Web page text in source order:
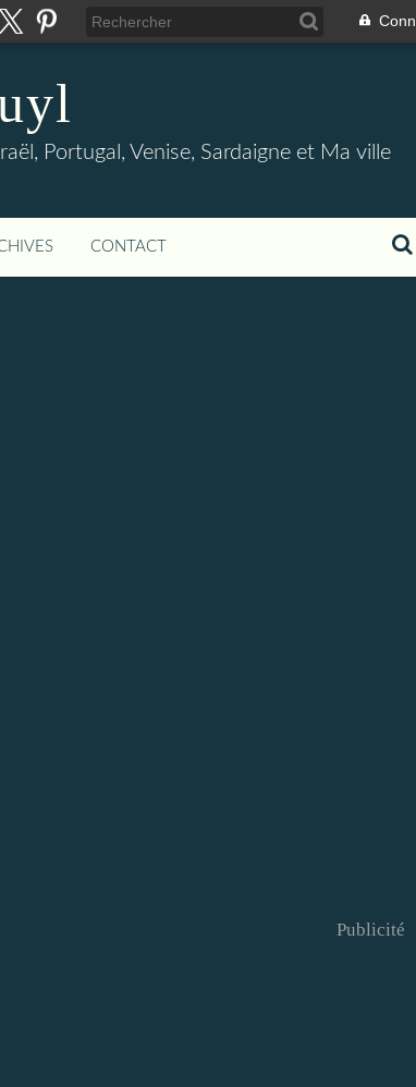
Portugal, Venise, Sardaigne et Ma ville
CONTACT
Publicité